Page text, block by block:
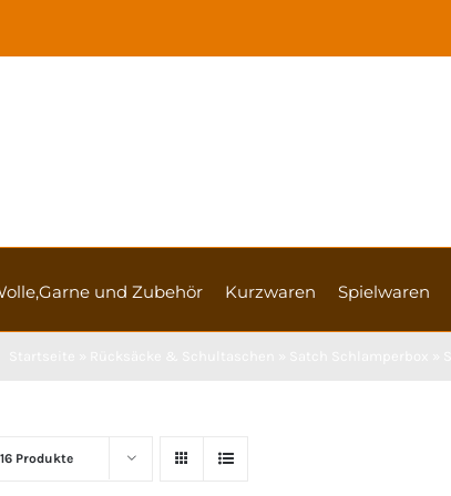
und Zubehör Kurzwaren Spielwaren
16 Produkte